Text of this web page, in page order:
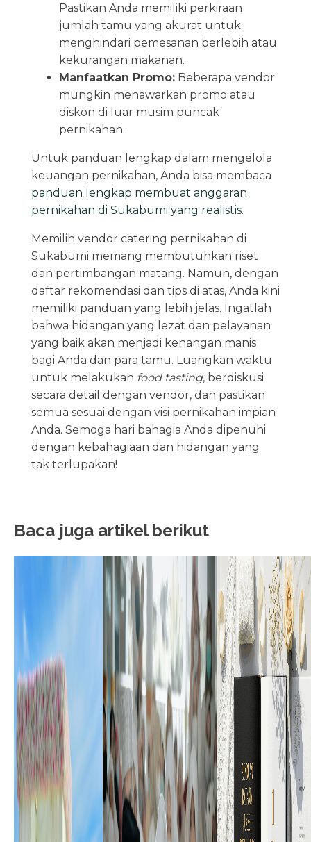
Pastikan Anda memiliki perkiraan
jumlah tamu yang akurat untuk
menghindari pemesanan berlebih atau
kekurangan makanan.
Manfaatkan Promo:Beberapa vendor
mungkin menawarkan promo atau
diskon di luar musim puncak
pernikahan.
Untuk panduan lengkap dalam mengelola
keuangan pernikahan, Anda bisa membaca
panduan lengkap membuat anggaran
pernikahan di Sukabumi yang realistis.
Memilih vendor catering pernikahan di
Sukabumi memang membutuhkan riset
dan pertimbangan matang. Namun, dengan
daftar rekomendasi dan tips di atas, Anda kini
memiliki panduan yang lebih jelas. Ingatlah
bahwa hidangan yang lezat dan pelayanan
yang baik akan menjadi kenangan manis
bagi Anda dan para tamu. Luangkan waktu
untuk melakukan food tasting, berdiskusi
secara detail dengan vendor, dan pastikan
semua sesuai dengan visi pernikahan impian
Anda. Semoga hari bahagia Anda dipenuhi
dengan kebahagiaan dan hidangan yang
tak terlupakan!
Baca juga artikel berikut